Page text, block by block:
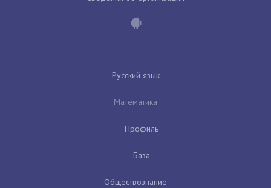
Русский язык
Математика
Профиль
База
Обществознание